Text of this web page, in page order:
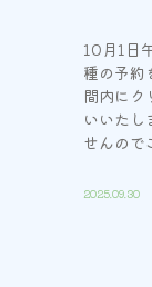
10月1日
種の予約
間内に
いいたし
せんの
2025.09.30